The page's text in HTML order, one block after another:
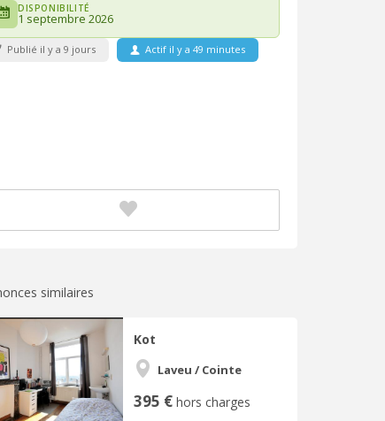
DISPONIBILITÉ
1 septembre 2026
Publié il y a 9 jours Actif il y a 49 minutes
similaires
Kot
Laveu / Cointe
395 € hors charges